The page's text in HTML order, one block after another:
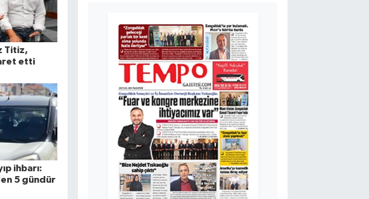
Titiz,
etti
ihbarı:
5 gündür